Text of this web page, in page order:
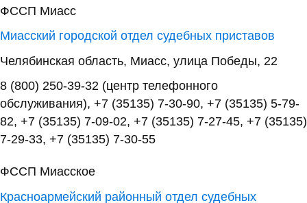
ФССП Миасс
Миасский городской отдел судебных приставов
Челябинская область, Миасс, улица Победы, 22
8 (800) 250-39-32 (центр телефонного
обслуживания), +7 (35135) 7-30-90, +7 (35135) 5-79-
82, +7 (35135) 7-09-02, +7 (35135) 7-27-45, +7 (35135)
7-29-33, +7 (35135) 7-30-55
ФССП Миасское
Красноармейский районный отдел судебных